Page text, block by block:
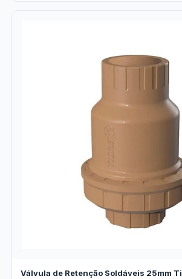
Válvula de Retenção Soldáveis 25mm